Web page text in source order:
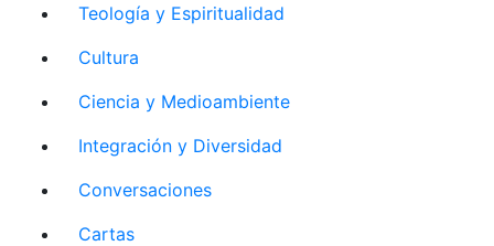
Teología y Espiritualidad
Cultura
Ciencia y Medioambiente
Integración y Diversidad
Conversaciones
Cartas